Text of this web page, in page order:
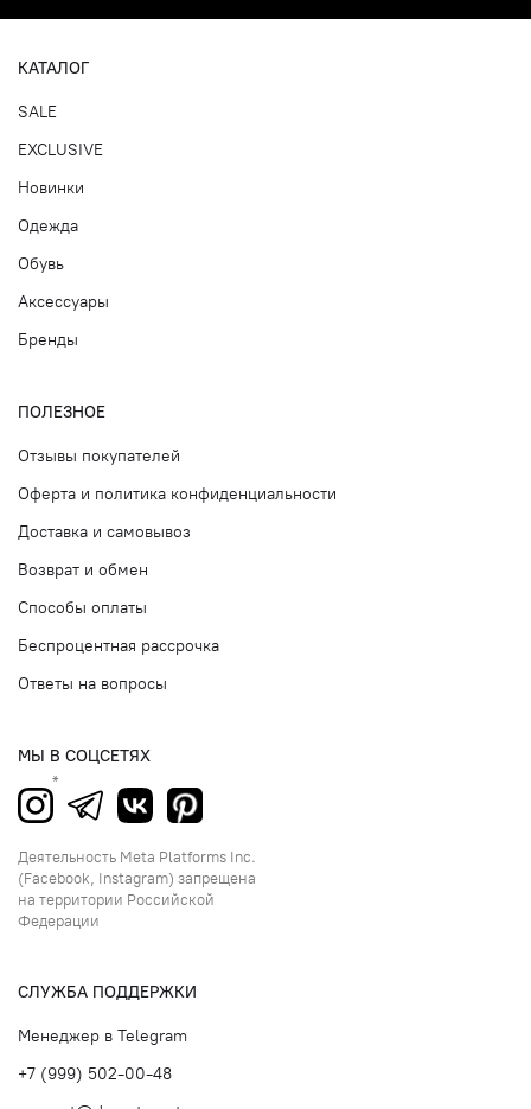
КАТАЛОГ
SALE
EXCLUSIVE
Новинки
Одежда
Обувь
Аксессуары
Бренды
ПОЛЕЗНОЕ
Отзывы покупателей
Оферта и политика конфиденциальности
Доставка и самовывоз
Возврат и обмен
Способы оплаты
Беспроцентная рассрочка
Ответы на вопросы
МЫ В СОЦСЕТЯХ
Деятельность Meta Platforms Inc.
(Facebook, Instagram) запрещена
на территории Российской
Федерации
СЛУЖБА ПОДДЕРЖКИ
Менеджер в Telegram
+7 (999) 502-00-48